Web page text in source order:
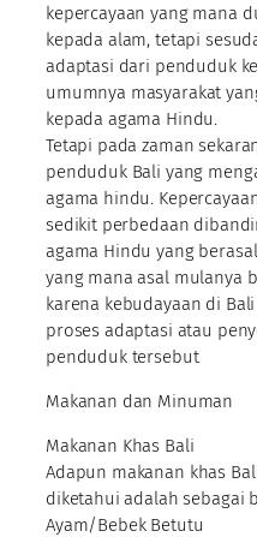
kepercayaan yang mana
kepada alam, tetapi
adaptasi dari penduduk
umumnya masyarakat
kepada agama Hindu.
Tetapi pada zaman
penduduk Bali yang
agama hindu.
sedikit perbedaan
agama Hindu yang
yang mana asal mulanya
karena kebudayaan di
proses adaptasi atau
penduduk tersebut
Makanan dan Minuman
Makanan Khas Bali
Adapun makanan khas
diketahui adalah sebagai
Ayam/Bebek Betutu